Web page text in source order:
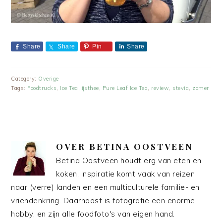
Share Share Pin Share
Category: Overige
Tags: Foodtrucks Ice Tea ijsthee Pure Leaf Ice Tea review stevia zomer
OVER BETINA OOSTVEEN
Betina Oostveen houdt erg van eten en
koken. Inspiratie komt vaak van reizen
naar (verre) landen en een multiculturele familie- en
vriendenkring. Daarnaast is fotografie een enorme
hobby, en zijn alle foodfoto's van eigen hand.